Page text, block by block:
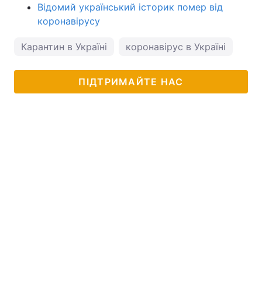
Відомий український історик помер від
коронавірусу
Карантин в Україні коронавірус в Україні
ПІДТРИМАЙТЕ НАС